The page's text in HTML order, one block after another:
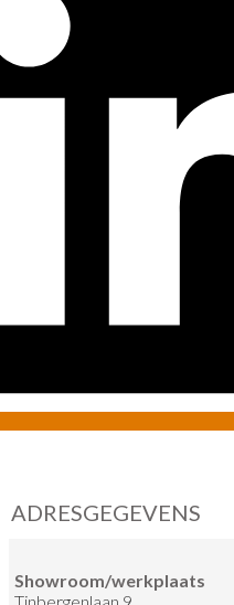
ADRESGEGEVENS
Showroom/werkplaats